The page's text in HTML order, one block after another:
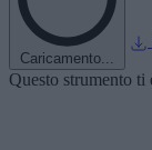
Caricamento...
Questo strumento ti